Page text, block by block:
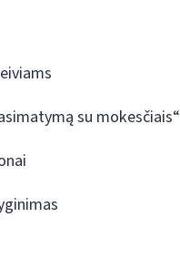
su mokesčiais“